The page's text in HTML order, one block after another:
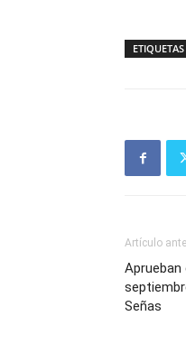
ETIQUETAS
Artículo
Aprueban
Señas